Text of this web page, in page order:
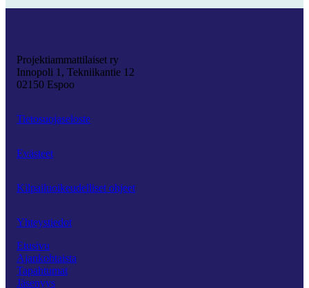
Projektiammattilaiset ry
Innopoli 1, Tekniikantie 12
02150 Espoo
Tietosuojaseloste
Evästeet
Kilpailuoikeudelliset ohjeet
Yhteystiedot
Etusivu
Ajankohtaista
Tapahtumat
Jäsenyys